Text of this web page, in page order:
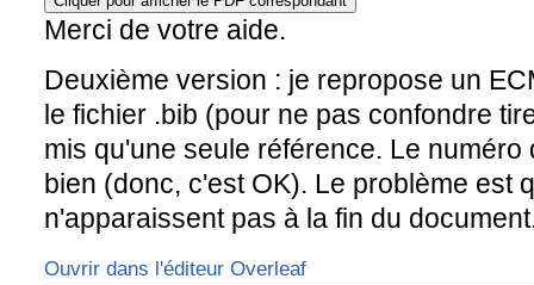
Merci de votre aide.
Deuxième version : je repropose un
le fichier .bib (pour ne pas confondre
mis qu'une seule référence. Le
bien (donc, c'est OK). Le problème est
n'apparaissent pas à la fin du
Ouvrir dans l'éditeur Overleaf